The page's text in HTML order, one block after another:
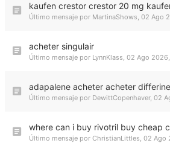
kaufen crestor crestor 20 mg
Último mensaje por MartinaShows, 02 Ago
acheter singulair
Último mensaje por LynnKlass, 02 Ago
adapalene acheter acheter
Último mensaje por DewittCopenhaver, 02
where can i buy rivotril buy cheap
Último mensaje por ChristianLittles, 02 Ago